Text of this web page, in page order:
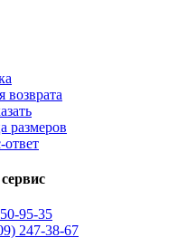
возврата
размеров
95-35
247-38-67